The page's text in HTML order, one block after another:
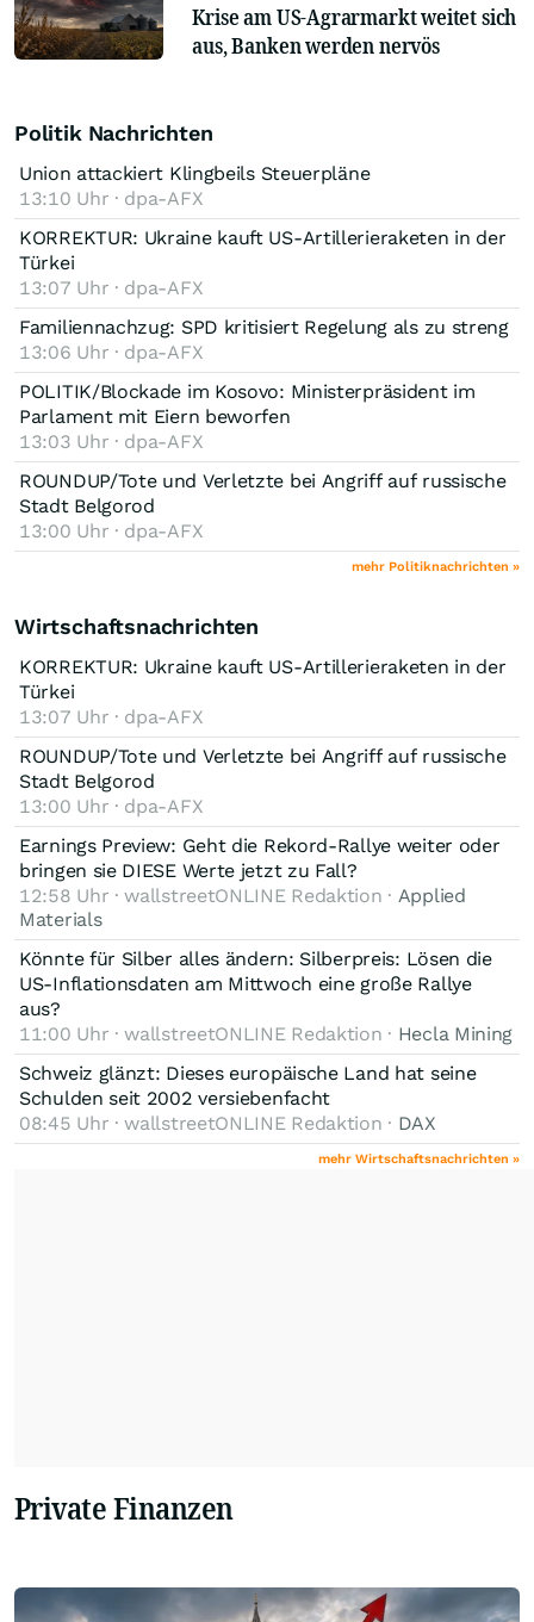
Krise am US-Agrarmarkt weitet sich
aus, Banken werden nervös
Politik Nachrichten
Union attackiert Klingbeils Steuerpläne
13:10 Uhr · dpa-AFX
KORREKTUR: Ukraine kauft US-Artillerieraketen in der
Türkei
13:07 Uhr · dpa-AFX
Familiennachzug: SPD kritisiert Regelung als zu streng
13:06 Uhr · dpa-AFX
POLITIK/Blockade im Kosovo: Ministerpräsident im
Parlament mit Eiern beworfen
13:03 Uhr · dpa-AFX
ROUNDUP/Tote und Verletzte bei Angriff auf russische
Stadt Belgorod
13:00 Uhr · dpa-AFX
mehr Politiknachrichten »
Wirtschaftsnachrichten
KORREKTUR: Ukraine kauft US-Artillerieraketen in der
Türkei
13:07 Uhr · dpa-AFX
ROUNDUP/Tote und Verletzte bei Angriff auf russische
Stadt Belgorod
13:00 Uhr · dpa-AFX
Earnings Preview: Geht die Rekord-Rallye weiter oder
bringen sie DIESE Werte jetzt zu Fall?
12:58 Uhr · wallstreetONLINE Redaktion · Applied
Materials
Könnte für Silber alles ändern: Silberpreis: Lösen die
US-Inflationsdaten am Mittwoch eine große Rallye
aus?
11:00 Uhr · wallstreetONLINE Redaktion · Hecla Mining
Schweiz glänzt: Dieses europäische Land hat seine
Schulden seit 2002 versiebenfacht
08:45 Uhr · wallstreetONLINE Redaktion · DAX
mehr Wirtschaftsnachrichten »
Private Finanzen